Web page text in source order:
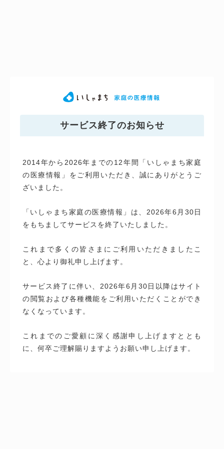
サービス終了のお知らせ
2014年から2026年までの12年間「いしゃまち家庭
の医療情報」をご利用いただき、誠にありがとうご
ざいました。
「いしゃまち家庭の医療情報」は、2026年6月30日
をもちましてサービスを終了いたしました。
これまで多くの皆さまにご利用いただきましたこ
と、心より御礼申し上げます。
サービス終了に伴い、2026年6月30日以降はサイト
の閲覧および各種機能をご利用いただくことができ
なくなっています。
これまでのご愛顧に深く感謝申し上げますととも
に、何卒ご理解賜りますようお願い申し上げます。